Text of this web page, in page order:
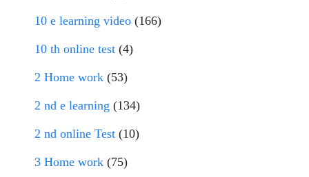
10 e learning video (166)
10 th online test (4)
2 Home work (53)
2 nd e learning (134)
2 nd online Test (10)
3 Home work (75)